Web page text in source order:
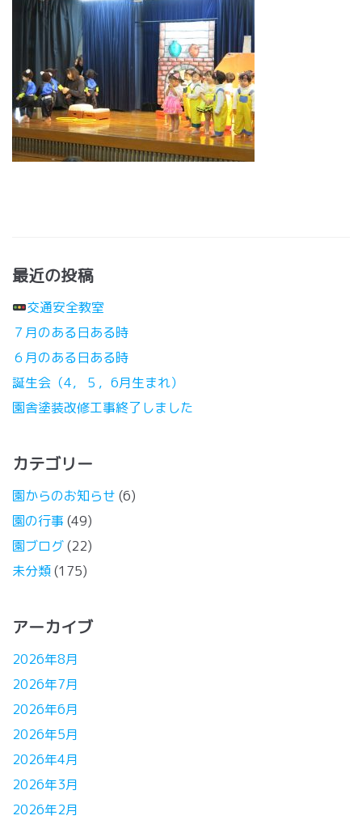
最近の投稿
交通安全教室
７月のある日ある時
６月のある日ある時
誕生会（4，５，6月生まれ）
園舎塗装改修工事終了しました
カテゴリー
園からのお知らせ (6)
園の行事 (49)
園ブログ(22)
未分類(175)
アーカイブ
2026年8月
2026年7月
2026年6月
2026年5月
2026年4月
2026年3月
2026年2月